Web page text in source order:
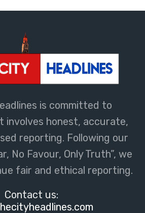
is committed to
involves honest, accurate,
reporting. Following our
No Favour, Only Truth”, we
fair and ethical reporting.
Contact us: